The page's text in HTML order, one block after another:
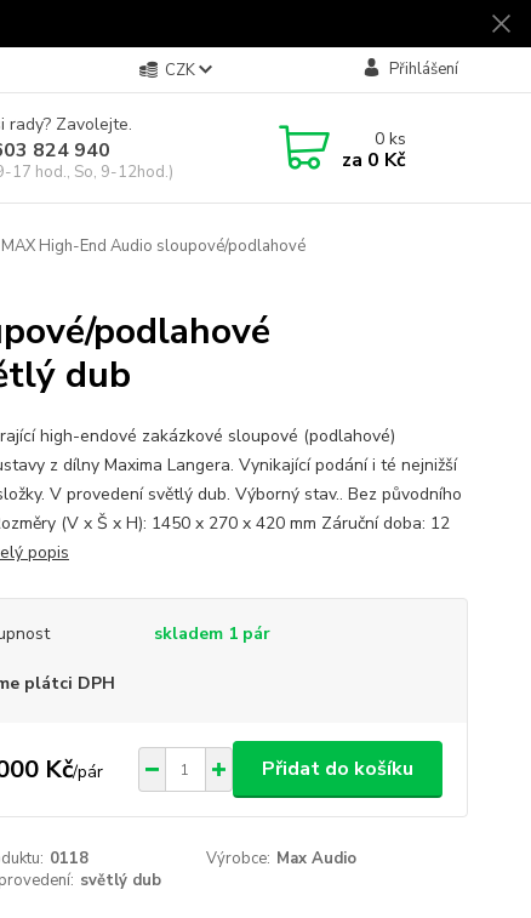
CZK Přihlášení
rady? Zavolejte.
824 940
17 hod., So, 9-12hod.)
0ks
za 0 Kč
High-End Audio sloupové/podlahové
podlahové
dub
high-endové zakázkové sloupové (podlahové)
z dílny Maxima Langera. Vynikající podání i té nejnižší
V provedení světlý dub. Výborný stav.. Bez původního
(V x Š x H): 1450 x 270 x 420 mm Záruční doba: 12
popis
skladem 1 pár
plátci DPH
Kč/pár Přidat do košíku
0118 Výrobce: Max Audio
světlý dub